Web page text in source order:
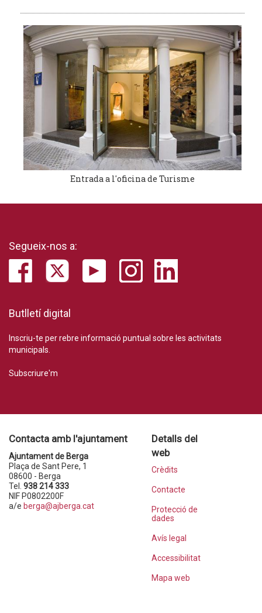
Entrada a l'oficina de Turisme
Segueix-nos a:
Butlletí digital
Inscriu-te per rebre informació puntual sobre les activitats
municipals.
Subscriure'm
Contacta amb l'ajuntament
Ajuntament de Berga
Plaça de Sant Pere, 1
08600 - Berga
Tel. 938 214 333
NIF P0802200F
a/e berga@ajberga.cat
Detalls del
web
Crèdits
Contacte
Protecció de
dades
Avís legal
Accessibilitat
Mapa web